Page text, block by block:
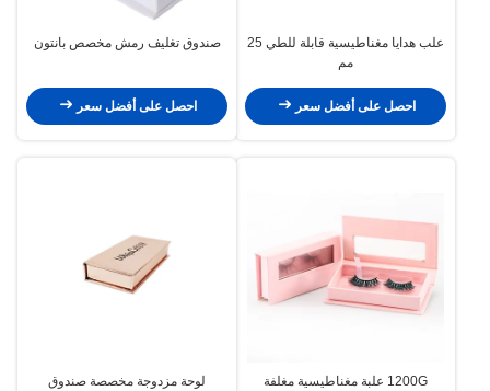
علب هدايا مغناطيسية قابلة للطي 25
مم
احصل على أفضل سعر
صندوق تغليف رمش مخصص بانتون
احصل على أفضل سعر
1200G علبة مغناطيسية مغلفة
لوحة مزدوجة مخصصة صندوق